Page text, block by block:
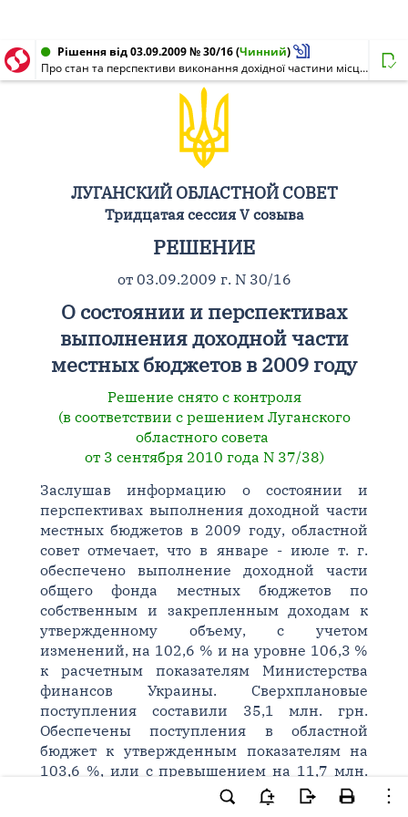
Рішення від 03.09.2009 № 30/16(Чинний)
Про стан та перспективи виконання дохідної частини місцевих бюджетів в 2009 році
ЛУГАНСКИЙ ОБЛАСТНОЙ СОВЕТ
Тридцатая сессия V созыва
РЕШЕНИЕ
от 03.09.2009 г. N 30/16
О состоянии и перспективах
выполнения доходной части
местных бюджетов в 2009 году
Решение снято с контроля
(в соответствии с решением Луганского
областного совета
от 3 сентября 2010 года N 37/38)
Заслушав информацию о состоянии и
перспективах выполнения доходной части
местных бюджетов в 2009 году, областной
совет отмечает, что в январе - июле т. г.
обеспечено выполнение доходной части
общего фонда местных бюджетов по
собственным и закрепленным доходам к
утвержденному объему, с учетом
изменений, на 102,6 % и на уровне 106,3 %
к расчетным показателям Министерства
финансов Украины. Сверхплановые
поступления составили 35,1 млн. грн.
Обеспечены поступления в областной
бюджет к утвержденным показателям на
103,6 %, или с превышением на 11,7 млн.